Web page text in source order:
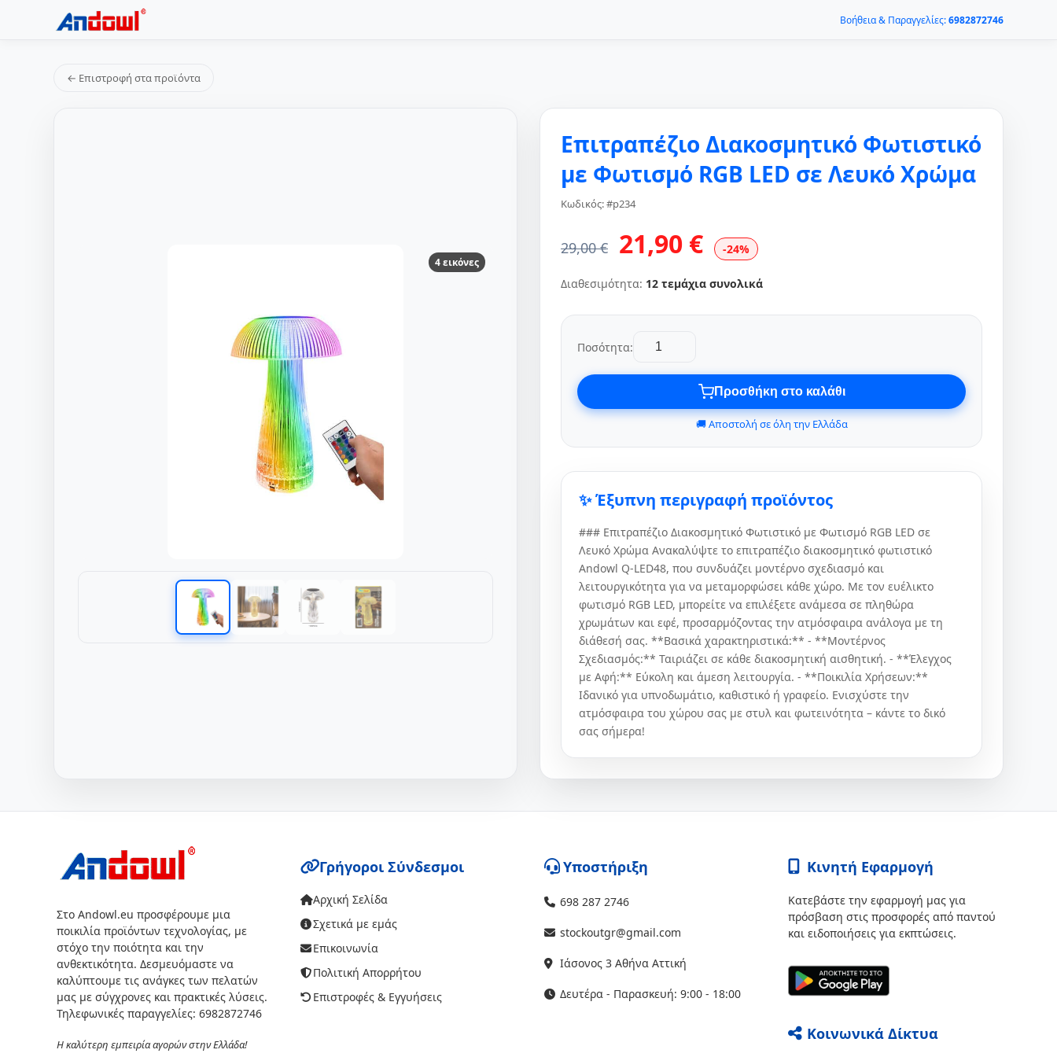
Βοήθεια & Παραγγελίες:6982872746
← Επιστροφή στα προϊόντα
4 εικόνες
Επιτραπέζιο Διακοσμητικό Φωτιστικό
με Φωτισμό RGB LED σε Λευκό Χρώμα
Κωδικός: #p234
29,00 € 21,90 € -24%
Διαθεσιμότητα: 12 τεμάχια συνολικά
Ποσότητα:
Προσθήκη στο καλάθι
🚚 Αποστολή σε όλη την Ελλάδα
✨ Έξυπνη περιγραφή προϊόντος
### Επιτραπέζιο Διακοσμητικό Φωτιστικό με Φωτισμό RGB LED σε
Λευκό Χρώμα Ανακαλύψτε το επιτραπέζιο διακοσμητικό φωτιστικό
Andowl Q-LED48, που συνδυάζει μοντέρνο σχεδιασμό και
λειτουργικότητα για να μεταμορφώσει κάθε χώρο. Με τον ευέλικτο
φωτισμό RGB LED, μπορείτε να επιλέξετε ανάμεσα σε πληθώρα
χρωμάτων και εφέ, προσαρμόζοντας την ατμόσφαιρα ανάλογα με τη
διάθεσή σας. **Βασικά χαρακτηριστικά:** - **Μοντέρνος
Σχεδιασμός:** Ταιριάζει σε κάθε διακοσμητική αισθητική. - **Έλεγχος
με Αφή:** Εύκολη και άμεση λειτουργία. - **Ποικιλία Χρήσεων:**
Ιδανικό για υπνοδωμάτιο, καθιστικό ή γραφείο. Ενισχύστε την
ατμόσφαιρα του χώρου σας με στυλ και φωτεινότητα – κάντε το δικό
σας σήμερα!
Στο Andowl.eu προσφέρουμε μια
ποικιλία προϊόντων τεχνολογίας, με
στόχο την ποιότητα και την
ανθεκτικότητα. Δεσμευόμαστε να
καλύπτουμε τις ανάγκες των πελατών
μας με σύγχρονες και πρακτικές λύσεις.
Τηλεφωνικές παραγγελίες: 6982872746
Η καλύτερη εμπειρία αγορών στην Ελλάδα!
Γρήγοροι Σύνδεσμοι
Αρχική Σελίδα
Σχετικά με εμάς
Επικοινωνία
Πολιτική Απορρήτου
Επιστροφές & Εγγυήσεις
Υποστήριξη
698 287 2746
stockoutgr@gmail.com
Ιάσονος 3 Αθήνα Αττική
Δευτέρα - Παρασκευή: 9:00 - 18:00
Κινητή Εφαρμογή
Κατεβάστε την εφαρμογή μας για
πρόσβαση στις προσφορές από παντού
και ειδοποιήσεις για εκπτώσεις.
Κοινωνικά Δίκτυα